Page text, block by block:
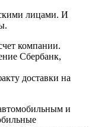
лицами. И
компании.
Сбербанк,
доставки на
и